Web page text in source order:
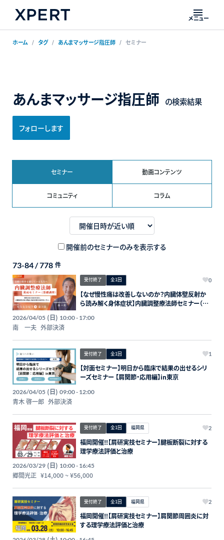
メニュー
ホーム タグ あんまマッサージ指圧師 セミナー
あんまマッサージ指圧師 の検索結果
フォローします
セミナー 動画コンテンツ
コミュニティ コラム
開催前のセミナーのみを表示する
73-84 / 778 件
受付終了 全1回 0
【なぜ慢性痛は改善しないのか？内臓体壁反射か
ら読み解く身体症状】内臓調整療法師セミナー（基
2026/04/05 (日) 10:00 - 17:00
南 一夫 外部決済
受付終了 全1回 1
【対面セミナー】明日から臨床で結果の出せるシリ
ーズセミナー 【肩関節・応用編】in東京
2026/04/05 (日) 09:00 - 12:00
青木 啓一郎 外部決済
受付終了 全1回 福岡県 2
福岡開催‼【肩研実技セミナー】腱板断裂に対する
理学療法評価と治療
2026/03/29 (日) 10:00 - 16:45
郷間光正 ¥14,000~¥56,000
受付終了 全1回 福岡県 2
福岡開催‼【肩研実技セミナー】肩関節周囲炎に対
する理学療法評価と治療